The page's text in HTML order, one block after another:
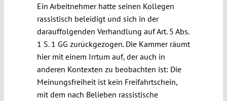
Ein Arbeitnehmer hatte seinen Kollegen
rassistisch beleidigt und sich in der
darauffolgenden Verhandlung auf Art. 5 Abs.
1 S. 1 GG zurückgezogen. Die Kammer räumt
hier mit einem Irrtum auf, der auch in
anderen Kontexten zu beobachten ist: Die
Meinungsfreiheit ist kein Freifahrtschein,
mit dem nach Belieben rassistische